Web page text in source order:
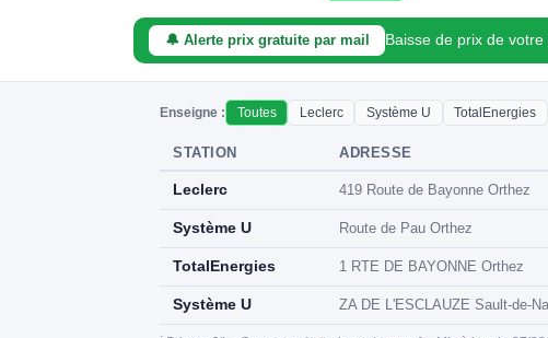
🔔 Alerte prix gratuite par mail Baisse de prix de
Enseigne : Toutes Leclerc Système U TotalEnergies
STATION ADRESSE
Leclerc 419 Route de Bayonne Orthez
Système U Route de Pau Orthez
TotalEnergies 1 RTE DE BAYONNE Orthez
Système U ZA DE L'ESCLAUZE Sault-de-